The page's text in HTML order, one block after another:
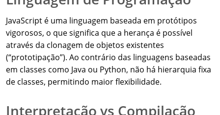
JavaScript é uma linguagem baseada em protótipos
vigorosos, o que significa que a herança é possível
através da clonagem de objetos existentes
(“prototipação”). Ao contrário das linguagens baseadas
em classes como Java ou Python, não há hierarquia fixa
de classes, permitindo maior flexibilidade.
Interpretação vs Compilação